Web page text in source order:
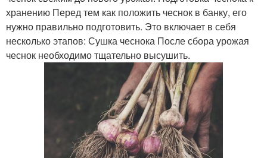
хранению Перед тем как положить чеснок в банку, его
нужно правильно подготовить. Это включает в себя
несколько этапов: Сушка чеснока После сбора урожая
чеснок необходимо тщательно высушить.